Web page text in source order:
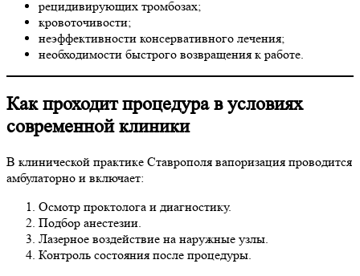
рецидивирующих тромбозах;
кровоточивости;
неэффективности консервативного лечения;
необходимости быстрого возвращения к работе.
Как проходит процедура в условиях
современной клиники
В клинической практике Ставрополя вапоризация проводится
амбулаторно и включает:
Осмотр проктолога и диагностику.
Подбор анестезии.
Лазерное воздействие на наружные узлы.
Контроль состояния после процедуры.